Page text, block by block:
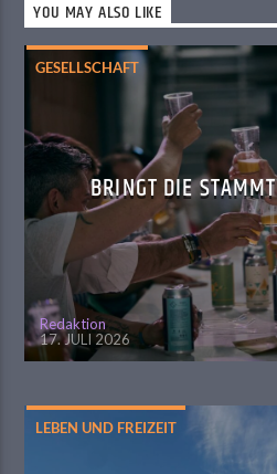
YOU MAY ALSO LIKE
GESELLSCHAFT
BRINGT DIE
Redaktion
17. JULI 2026
LEBEN UND FREIZEIT